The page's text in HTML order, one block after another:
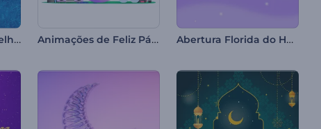
Intro Realista de Coelhinho da Páscoa Animações de Feliz Páscoa Abertura Florida do Hanami